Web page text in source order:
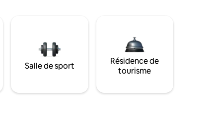
Salle de sport
Résidence de
tourisme